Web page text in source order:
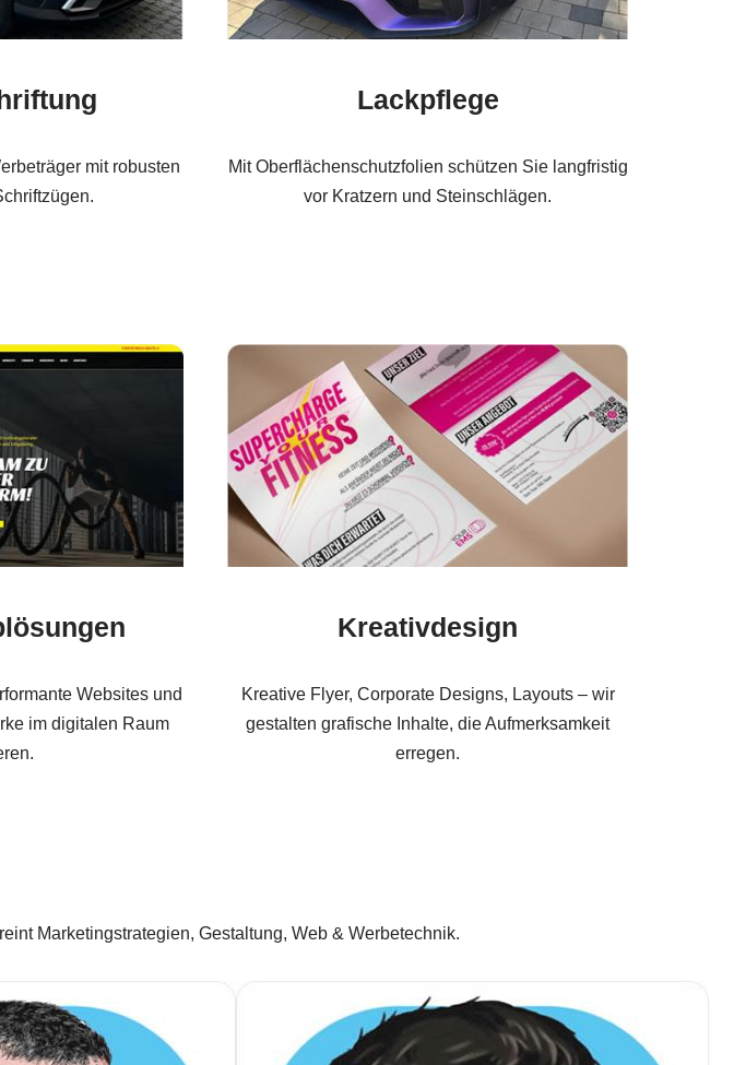
mit robusten
Lackpflege
Mit Oberflächenschutzfolien schützen Sie langfristig
vor Kratzern und Steinschlägen.
Websites und
im digitalen Raum
Kreativdesign
Kreative Flyer, Corporate Designs, Layouts – wir
gestalten grafische Inhalte, die Aufmerksamkeit
erregen.
Marketingstrategien, Gestaltung, Web & Werbetechnik.